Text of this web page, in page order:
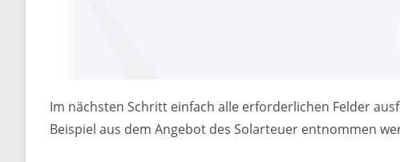
Im nächsten Schritt einfach alle erforderlichen Felder
Beispiel aus dem Angebot des Solarteuer entnommen